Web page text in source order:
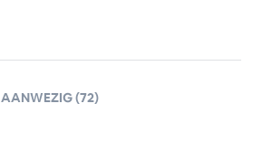
AANWEZIG (72)